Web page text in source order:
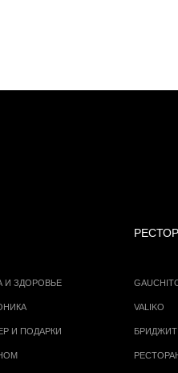
И ЗДОРОВЬЕ
И ПОДАРКИ
VALIKO
БРИДЖИТ